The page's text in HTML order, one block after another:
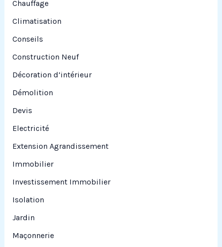
Chauffage
Climatisation
Conseils
Construction Neuf
Décoration d’intérieur
Démolition
Devis
Electricité
Extension Agrandissement
Immobilier
Investissement Immobilier
Isolation
Jardin
Maçonnerie